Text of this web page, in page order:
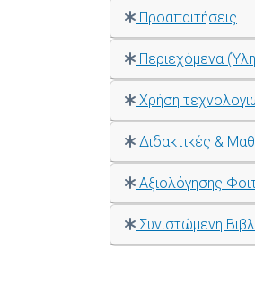
Προαπαιτήσεις
Περιεχόμενα
Χρήση
Διδακτικές &
Αξιολόγησης
Συνιστώμενη